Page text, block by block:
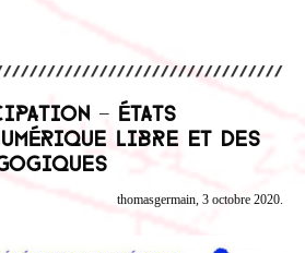
– États
libre et des
thomasgermain, 3 octobre 2020.